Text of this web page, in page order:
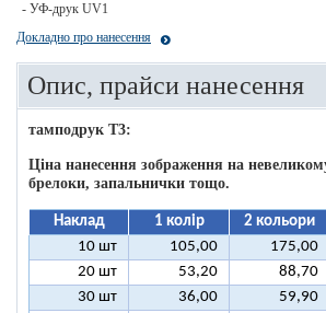
- УФ-друк UV1
Докладно про нанесення
Опис, прайси нанесення
тамподрук T3:
Ціна нанесення зображення на
брелоки, запальнички тощо.
Наклад 1 колір 2 кольори
10 шт
105,00 175,00
20 шт
53,20 88,70
30 шт
36,00 59,90